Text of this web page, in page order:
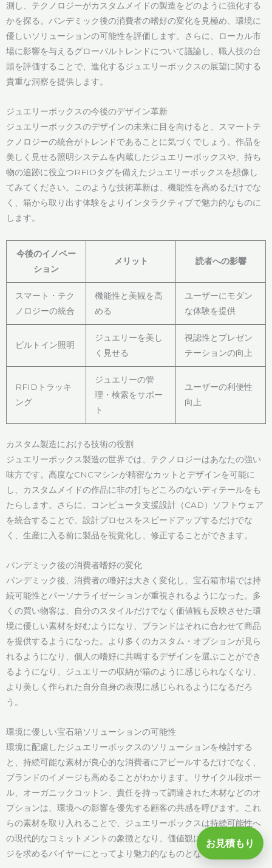
測し、テクノロジーがカスタムメイドの製造をどのように強化する
かを探る。パンデミック後の消費者の嗜好の変化を見極め、環境に
優しいソリューションの可能性を評価します。さらに、ローカル市
場に影響を与えるグローバルトレンドについて議論し、職人技の台
頭を評価することで、進化するジュエリーボックスの展望に関する
貴重な洞察を提供します。
ジュエリーボックスの今後のデザイン革新
ジュエリーボックスのデザインの未来に目を向けると、スマートテ
クノロジーの統合がトレンドであることに気づくでしょう。作品を
美しく見せる照明システムを内蔵したジュエリーボックスや、持ち
物の追跡に役立つRFIDタグを備えたジュエリーボックスを想像し
てみてください。このような技術革新は、機能性を高めるだけでな
く、箱から取り出す体験をよりインタラクティブで魅力的なものに
します。
今後のイノベー
ション
メリット 読者への影響
スマート・テク
ノロジーの統合
機能性と美観を高
める
ユーザーにモダン
な体験を提供
ビルトイン照明
ジュエリーを美し
く見せる
視認性とプレゼン
テーションの向上
RFIDトラッキ
ング
ジュエリーの管
理・検索をサポー
ト
ユーザーの利便性
向上
カスタム製造における技術の役割
ジュエリーボックス製造の世界では、テクノロジーはあなたの強い
味方です。高度なCNCマシンが精密なカットとデザインを可能に
し、カスタムメイドの作品に非の打ちどころのないディテールをも
たらします。さらに、コンピュータ支援設計（CAD）ソフトウェア
を統合することで、設計プロセスをスピードアップするだけでな
く、生産に入る前に製品を視覚化し、修正することができます。
パンデミック後の消費者嗜好の変化
パンデミック後、消費者の嗜好は大きく変化し、宝石箱市場では持
続可能性とパーソナライゼーションが重視されるようになった。多
くの買い物客は、自分のスタイルだけでなく価値観も反映させた環
境に優しい素材を好むようになり、ブランドはそれに合わせて商品
を提供するようになった。より多くのカスタム・オプションが見ら
れるようになり、個人の嗜好に共鳴するデザインを選ぶことができ
るようになり、ジュエリーの収納が箱のように感じられなくなり、
より美しく作られた自分自身の表現に感じられるようになるだろ
う。
環境に優しい宝石箱ソリューションの可能性
環境に配慮したジュエリーボックスのソリューションを検討する
と、持続可能な素材が良心的な消費者にアピールするだけでなく、
ブランドのイメージも高めることがわかります。リサイクル段ボー
ル、オーガニックコットン、責任を持って調達された木材などのオ
プションは、環境への影響を優先する顧客の共感を呼びます。これ
らの素材を取り入れることで、ジュエリーボックスは持続可能性へ
の現代的なコミットメントの象徴となり、価値観に合ったパッケー
ジを求めるバイヤーにとってより魅力的なものとなります。
お見積もり